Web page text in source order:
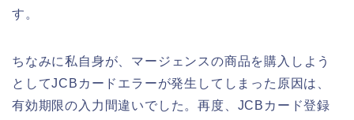
す。
ちなみに私自身が、マージェンスの商品を購入しよう
としてJCBカードエラーが発生してしまった原因は、
有効期限の入力間違いでした。再度、JCBカード登録